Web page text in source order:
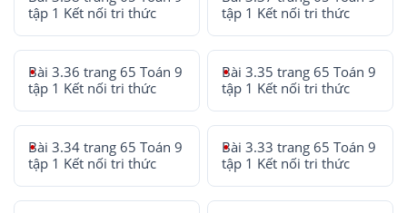
tập 1 Kết nối tri thức
tập 1 Kết nối tri thức
Bài 3.36 trang 65 Toán 9
tập 1 Kết nối tri thức
Bài 3.35 trang 65 Toán 9
tập 1 Kết nối tri thức
Bài 3.34 trang 65 Toán 9
tập 1 Kết nối tri thức
Bài 3.33 trang 65 Toán 9
tập 1 Kết nối tri thức